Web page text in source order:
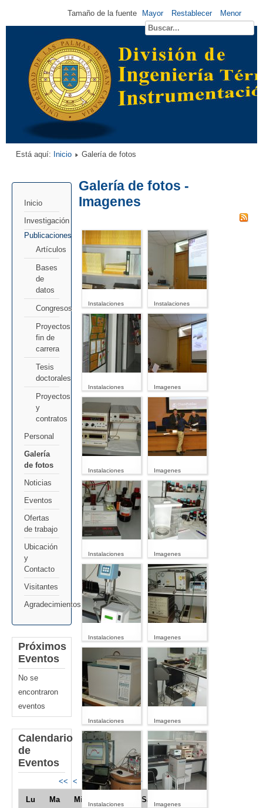
Tamaño de la fuente Mayor Restablecer Menor
Está aquí: Inicio Galería de fotos
Inicio
Investigación
Publicaciones
Artículos
Bases
de
datos
Congresos
Proyectos
fin de
carrera
Tesis
doctorales
Proyectos
y
contratos
Personal
Galería
de fotos
Noticias
Eventos
Ofertas
de trabajo
Ubicación
y
Contacto
Visitantes
Agradecimientos
Próximos
Eventos
No se
encontraron
eventos
Calendario
de
Eventos
<< < Junio 2024 > >>
Lu Ma Mi Sá
Galería de fotos -
Imagenes
Instalaciones Instalaciones
Instalaciones Imagenes
Instalaciones Imagenes
Instalaciones Imagenes
Instalaciones Imagenes
Instalaciones Imagenes
Instalaciones Imagenes